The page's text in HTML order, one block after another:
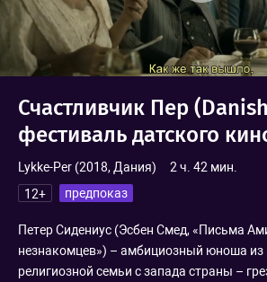
Счастливчик Пер
фестиваль датского
Lykke-Per (2018, Дания)
2 ч. 42 мин.
12+
предпоказ
Петер Сидениус (Эсбен Смед, «Письма
незнакомцев») – амбициозный юноша из
религиозной семьи с запада страны –